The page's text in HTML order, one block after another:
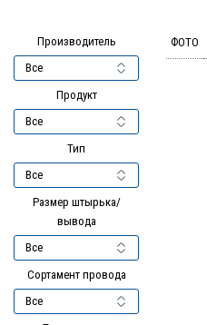
Производитель
Продукт
Тип
Размер штырька/
вывода
Сортамент провода
ФОТО